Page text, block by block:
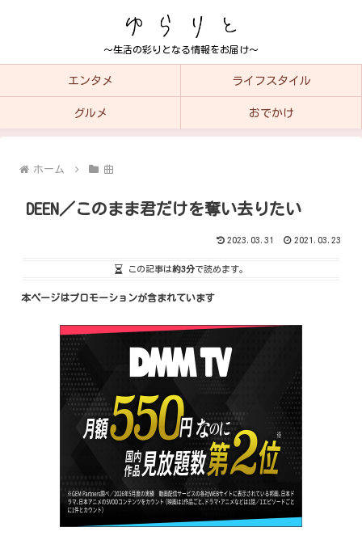
～生活の彩りとなる情報をお届け～
エンタメ ライフスタイル
グルメ おでかけ
ホーム 曲
DEEN／このまま君だけを奪い去りたい
2023.03.31 2021.03.23
この記事は約3分で読めます。
本ページはプロモーションが含まれています